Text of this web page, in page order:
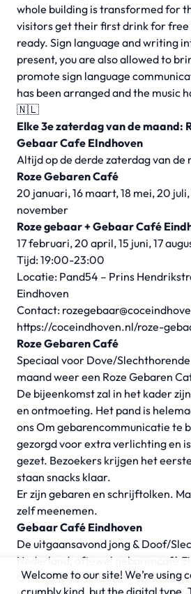
whole building is transformed for
visitors get their first drink for free
ready. Sign language and writing
present, you are also allowed to
promote sign language
has been arranged and the music
🇳🇱
Elke 3e zaterdag van de maand:
Gebaar Cafe EIndhoven
Altijd op de derde zaterdag van de
Roze Gebaren Café
20 januari, 16 maart, 18 mei, 20
november
Roze gebaar + Gebaar Café
17 februari, 20 april, 15 juni, 17
Tijd: 19:00-23:00
Locatie: Pand54 – Prins
Eindhoven
Contact:
https://coceindhoven.nl/roze-
Roze Gebaren Café
Speciaal voor Dove/Slechthorende
maand weer een Roze Gebaren
De bijeenkomst zal in het kader
en ontmoeting. Het pand is
ons Om gebarencommunicatie te
gezorgd voor extra verlichting en
gezet. Bezoekers krijgen het
staan snacks klaar.
Er zijn gebaren en schrijftolken.
zelf meenemen.
Gebaar Café Eindhoven
De uitgaansavond jong & Doof/
Nederland, oftewel gebarencafé
Georganiseerd samen met Roze
Welcome to our site! We’re using
crumbly kind, but the digital type.